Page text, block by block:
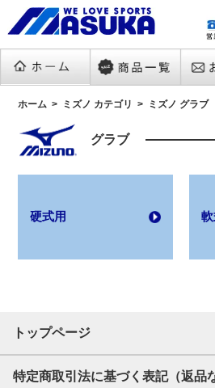
ホーム ミズノ カテゴリ ミズノ グラブ
グラブ
硬式用 軟
トップページ
特定商取引法に基づく表記（返品